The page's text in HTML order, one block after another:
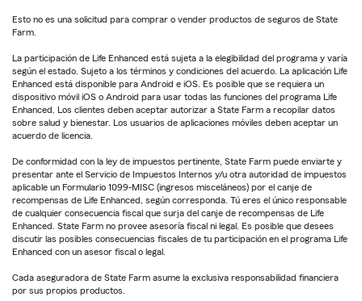
Esto no es una solicitud para comprar o vender productos de seguros de State
Farm.
La participación de Life Enhanced está sujeta a la elegibilidad del programa y varía
según el estado. Sujeto a los términos y condiciones del acuerdo. La aplicación Life
Enhanced está disponible para Android e iOS. Es posible que se requiera un
dispositivo móvil iOS o Android para usar todas las funciones del programa Life
Enhanced. Los clientes deben aceptar autorizar a State Farm a recopilar datos
sobre salud y bienestar. Los usuarios de aplicaciones móviles deben aceptar un
acuerdo de licencia.
De conformidad con la ley de impuestos pertinente, State Farm puede enviarte y
presentar ante el Servicio de Impuestos Internos y/u otra autoridad de impuestos
aplicable un Formulario 1099-MISC (ingresos misceláneos) por el canje de
recompensas de Life Enhanced, según corresponda. Tú eres el único responsable
de cualquier consecuencia fiscal que surja del canje de recompensas de Life
Enhanced. State Farm no provee asesoría fiscal ni legal. Es posible que desees
discutir las posibles consecuencias fiscales de tu participación en el programa Life
Enhanced con un asesor fiscal o legal.
Cada aseguradora de State Farm asume la exclusiva responsabilidad financiera
por sus propios productos.